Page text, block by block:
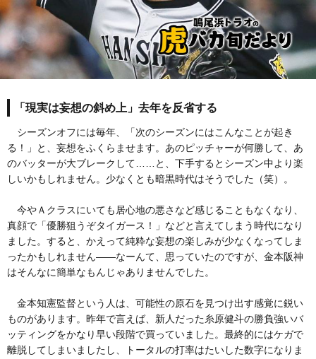
「現実は妄想の斜め上」去年を反省する
シーズンオフには毎年、「次のシーズンにはこんなことが起き
る！」と、妄想をふくらませます。あのピッチャーが何勝して、あ
のバッターが大ブレークして……と、下手するとシーズン中より楽
しいかもしれません。少なくとも暗黒時代はそうでした（笑）。
今やＡクラスにいても居心地の悪さなど感じることもなくなり、
真顔で「優勝狙うぞタイガース！」などと言えてしまう時代になり
ました。すると、かえって純粋な妄想の楽しみが少なくなってしま
ったかもしれません――なーんて、思っていたのですが、金本阪神
はそんなに簡単なもんじゃありませんでした。
金本知憲監督という人は、可能性の原石を見つけ出す感覚に鋭い
ものがあります。昨年で言えば、新人だった糸原健斗の勝負強いバ
ッティングをかなり早い段階で買っていました。最終的にはケガで
離脱してしまいましたし、トータルの打率はたいした数字になりま